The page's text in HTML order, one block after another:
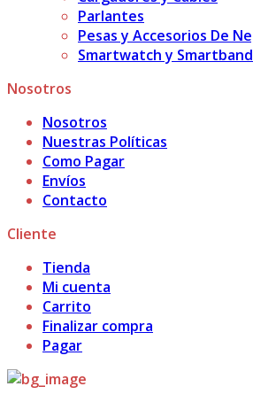
Parlantes
Pesas y Accesorios De
Smartwatch y Smartband
Nosotros
Nosotros
Nuestras Políticas
Como Pagar
Envíos
Contacto
Cliente
Tienda
Mi cuenta
Carrito
Finalizar compra
Pagar